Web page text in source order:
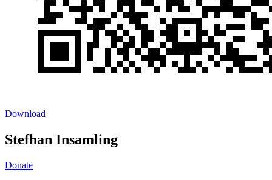
Download
Stefhan Insamling
Donate